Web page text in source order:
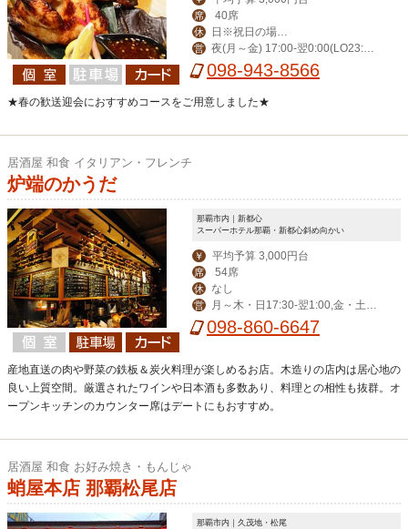
席 40席
休
営業。月曜振替休。
営
夜(月～金) 17:00-翌0:00(LO23:3
0) (土)-翌1:00(LO翌0:30) 昼(月～金) 1
098-943-8566
★春の歓送迎会におすすめコースをご用意しました★
居酒屋 和食 イタリアン・フレンチ
炉端のかうだ
那覇市内｜新都心
スーパーホテル那覇・新都心斜め向かい
￥ 平均予算 3,000円台
席 54席
休 なし
営
月～木・日17:30-翌1:00,金・土・
祝前17:30-翌2:00
098-860-6647
産地直送の肉や野菜の鉄板＆炭火料理が楽しめるお店。木造りの店内は居心地の
良い上質空間。厳選されたワインや日本酒も多数あり、料理との相性も抜群。オ
ープンキッチンのカウンター席はデートにもおすすめ。
居酒屋 和食 お好み焼き・もんじゃ
蛸屋本店 那覇松尾店
那覇市内｜久茂地・松尾